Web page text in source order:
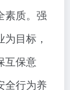
素质。强
目标，
互保意
全行为养